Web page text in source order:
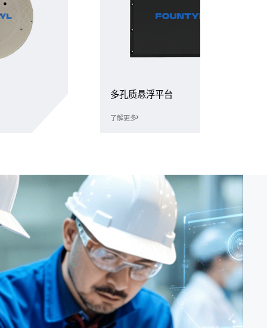
多孔质悬浮平台
了解更多